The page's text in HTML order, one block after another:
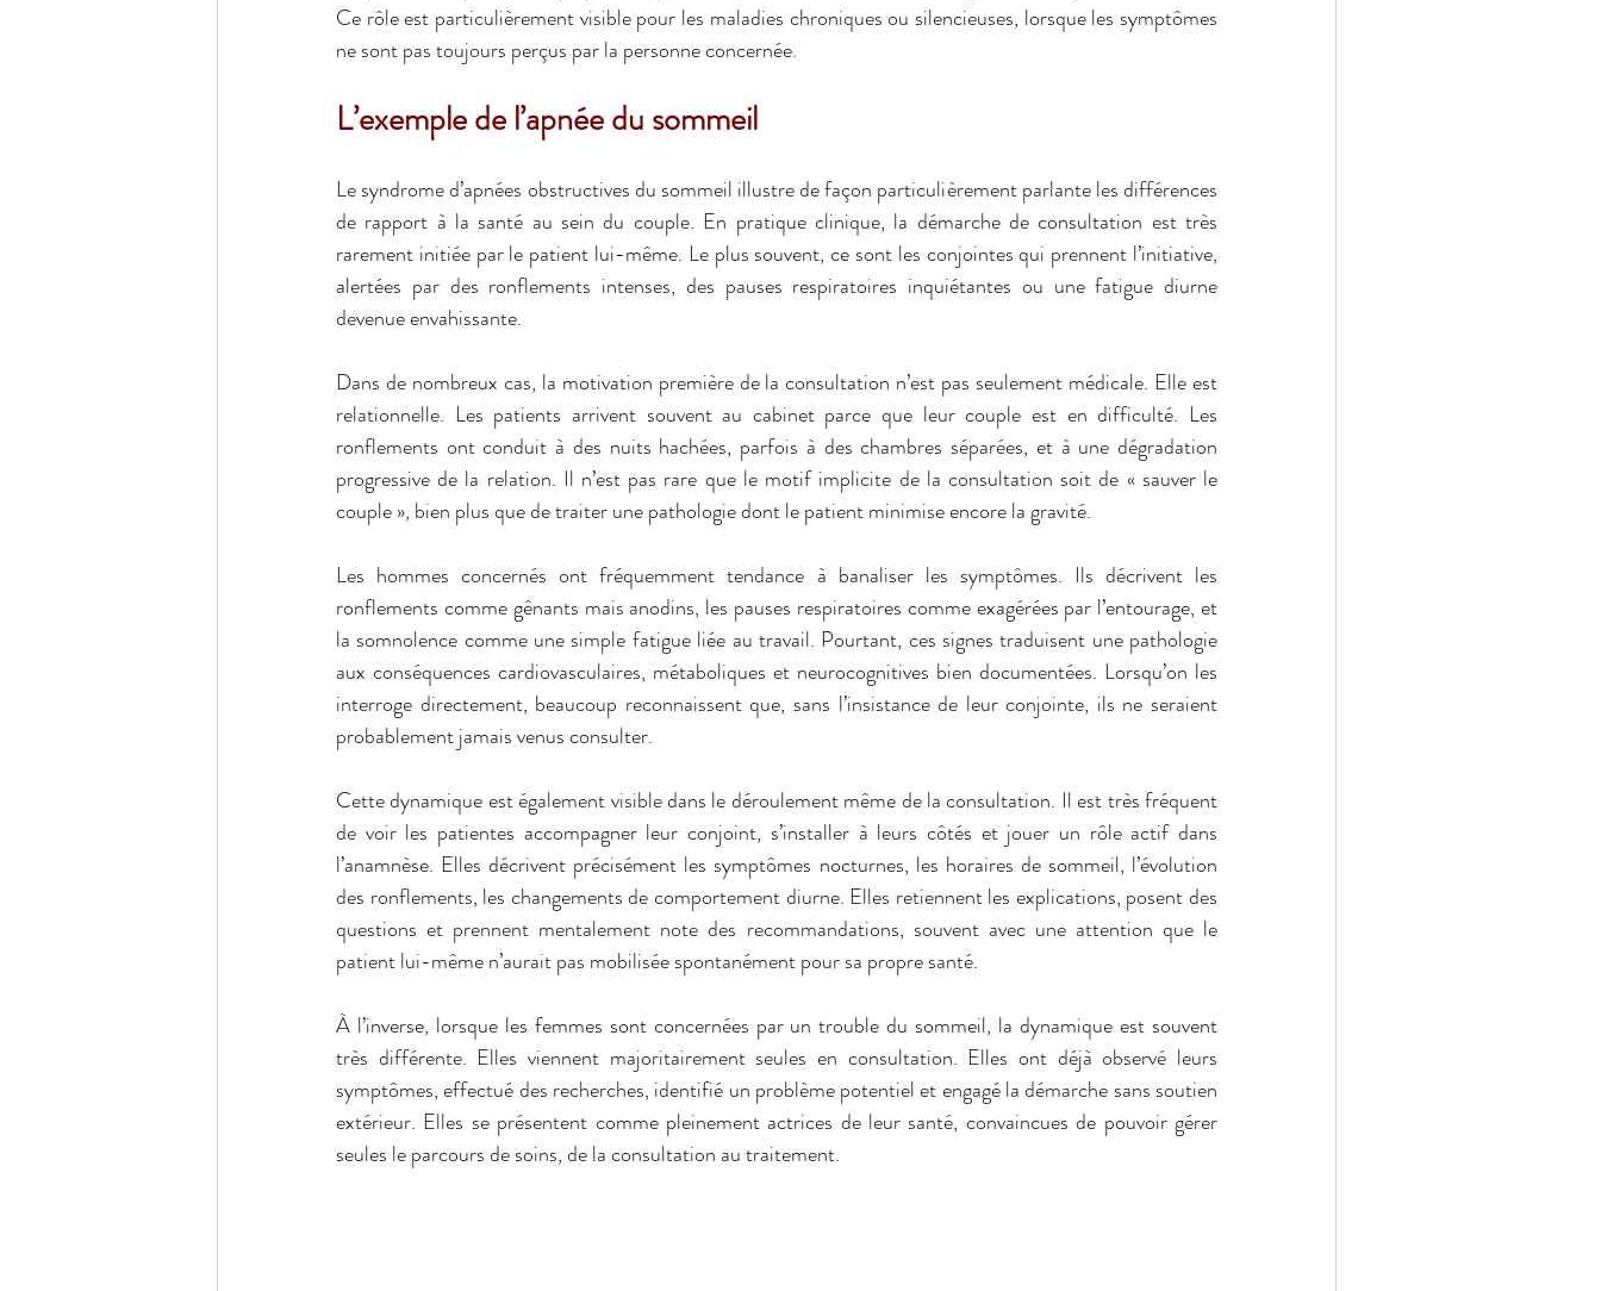
Ce rôle est particulièrement visible pour les maladies chroniques ou silencieuses, lorsque les symptômes
ne sont pas toujours perçus par la personne concernée.
L’exemple de l’apnée du sommeil
Le syndrome d’apnées obstructives du sommeil illustre de façon particulièrement parlante les différences
de rapport à la santé au sein du couple. En pratique clinique, la démarche de consultation est très
rarement initiée par le patient lui-même. Le plus souvent, ce sont les conjointes qui prennent l’initiative,
alertées par des ronflements intenses, des pauses respiratoires inquiétantes ou une fatigue diurne
devenue envahissante.
Dans de nombreux cas, la motivation première de la consultation n’est pas seulement médicale. Elle est
relationnelle. Les patients arrivent souvent au cabinet parce que leur couple est en difficulté. Les
ronflements ont conduit à des nuits hachées, parfois à des chambres séparées, et à une dégradation
progressive de la relation. Il n’est pas rare que le motif implicite de la consultation soit de « sauver le
couple », bien plus que de traiter une pathologie dont le patient minimise encore la gravité.
Les hommes concernés ont fréquemment tendance à banaliser les symptômes. Ils décrivent les
ronflements comme gênants mais anodins, les pauses respiratoires comme exagérées par l’entourage, et
la somnolence comme une simple fatigue liée au travail. Pourtant, ces signes traduisent une pathologie
aux conséquences cardiovasculaires, métaboliques et neurocognitives bien documentées. Lorsqu’on les
interroge directement, beaucoup reconnaissent que, sans l’insistance de leur conjointe, ils ne seraient
probablement jamais venus consulter.
Cette dynamique est également visible dans le déroulement même de la consultation. Il est très fréquent
de voir les patientes accompagner leur conjoint, s’installer à leurs côtés et jouer un rôle actif dans
l’anamnèse. Elles décrivent précisément les symptômes nocturnes, les horaires de sommeil, l’évolution
des ronflements, les changements de comportement diurne. Elles retiennent les explications, posent des
questions et prennent mentalement note des recommandations, souvent avec une attention que le
patient lui-même n’aurait pas mobilisée spontanément pour sa propre santé.
À l’inverse, lorsque les femmes sont concernées par un trouble du sommeil, la dynamique est souvent
très différente. Elles viennent majoritairement seules en consultation. Elles ont déjà observé leurs
symptômes, effectué des recherches, identifié un problème potentiel et engagé la démarche sans soutien
extérieur. Elles se présentent comme pleinement actrices de leur santé, convaincues de pouvoir gérer
seules le parcours de soins, de la consultation au traitement.